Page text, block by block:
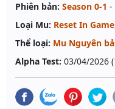
Phiên bản: Season 0-1 -
Loại Mu: Reset In Game
Thể loại: Mu Nguyên
Alpha Test: 03/04/2026